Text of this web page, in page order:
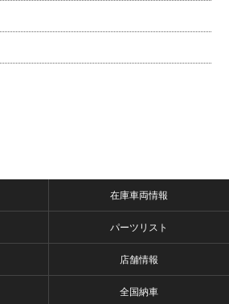
在庫車両情報
パーツリスト
店舗情報
全国納車